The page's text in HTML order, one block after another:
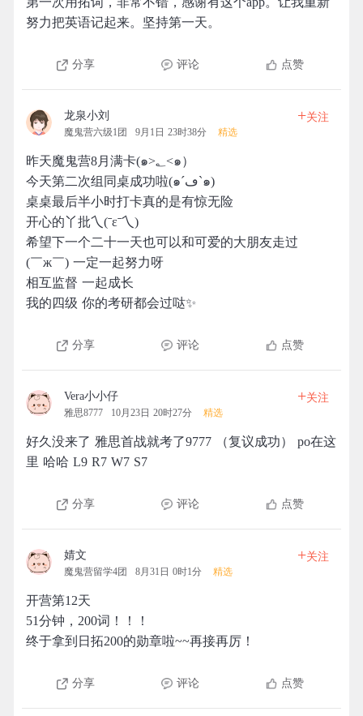
努力把英语记起来。坚持第一天。
分享 评论 点赞
龙泉小刘
魔鬼营六级1团 9月1日 23时38分 精选
+关注
昨天魔鬼营8月满卡(๑>؂<๑）
今天第二次组同桌成功啦(๑´ڡ`๑)
桌桌最后半小时打卡真的是有惊无险
开心的丫批乀(ˉεˉ乀)
希望下一个二十一天也可以和可爱的大朋友走过
(￣ж￣) 一定一起努力呀
相互监督 一起成长
我的四级 你的考研都会过哒✨
分享 评论 点赞
Vera小小仔
雅思8777 10月23日 20时27分 精选
+关注
好久没来了 雅思首战就考了9777 （复议成功） po在这
里 哈哈 L9 R7 W7 S7
分享 评论 点赞
婧文
魔鬼营留学4团 8月31日 0时1分 精选
+关注
开营第12天
51分钟，200词！！！
终于拿到日拓200的勋章啦~~再接再厉！
分享 评论 点赞